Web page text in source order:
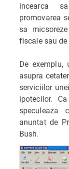
incearca
promovarea
sa
fiscale sau de
De
asupra
serviciilor
ipotecilor.
speculeaza
anuntat de
Bush.